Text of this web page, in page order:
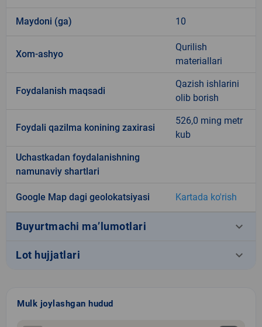
Maydoni (ga) 10
Xom-ashyo
Qurilish
materiallari
Foydalanish maqsadi
Qazish ishlarini
olib borish
Foydali qazilma konining zaxirasi
526,0 ming metr
kub
Uchastkadan foydalanishning
namunaviy shartlari
Google Map dagi geolokatsiyasi Kartada ko'rish
Buyurtmachi ma’lumotlari keyboard_arrow_down
Lot hujjatlari keyboard_arrow_down
Mulk joylashgan hudud